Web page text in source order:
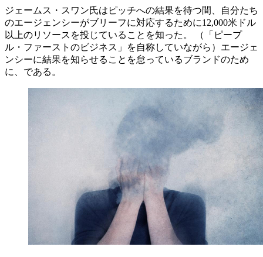
ジェームス・スワン氏はピッチへの結果を待つ間、自分たち
のエージェンシーがブリーフに対応するために12,000米ドル
以上のリソースを投じていることを知った。 （「ピープ
ル・ファーストのビジネス」を自称していながら）エージェ
ンシーに結果を知らせることを怠っているブランドのため
に、である。